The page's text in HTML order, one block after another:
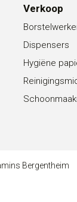
Verkoop
Dispensers
Hygiëne
Bergentheim